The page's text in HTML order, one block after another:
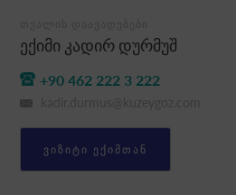
ექიმი კადირ დურმუშ
+90 462 222 3 222
ᲕᲘᲖᲘᲢᲘ ᲔᲥᲘᲛᲗᲐᲜ